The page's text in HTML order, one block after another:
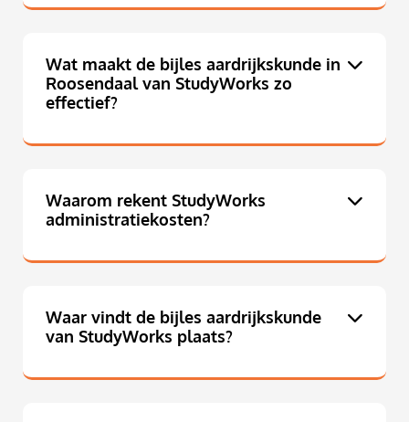
Wat maakt de bijles aardrijkskunde in
Roosendaal van StudyWorks zo
effectief?
Waarom rekent StudyWorks
administratiekosten?
Waar vindt de bijles aardrijkskunde
van StudyWorks plaats?